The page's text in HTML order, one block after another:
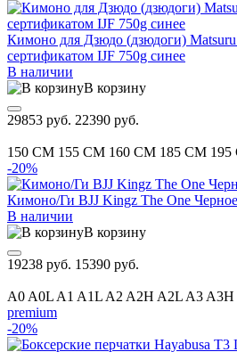
Кимоно для Дзюдо (дзюдоги)
сертификатом IJF 750g синее
В наличии
В корзину
29853 руб. 22390 руб.
150 CM 155 CM 160 CM 185 CM 195
-20%
Кимоно/Ги BJJ Kingz The One Черное
В наличии
В корзину
19238 руб. 15390 руб.
A0 A0L A1 A1L A2 A2H A2L A3 A3H
premium
-20%